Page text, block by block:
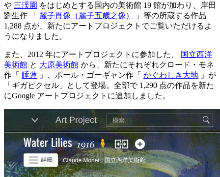
や 三渓園 をはじめとする国内の美術館 19 館が加わり、岸田
劉生作 「
麗子肖像（麗子五歳之像）
」等の所蔵する作品
1,288 点が、新たにアートプロジェクトでご覧いただけるよ
うになりました。
また、2012 年にアートプロジェクトに参加した、
国立西洋
美術館 と 大原美術館 から、新たにそれぞれクロード・モネ
作「 睡蓮 」、ポール・ゴーギャン作「 かぐわしき大地 」が
「ギガピクセル」として登場。全部で 1,290 点の作品を新た
にGoogle アートプロジェクトに追加しました。